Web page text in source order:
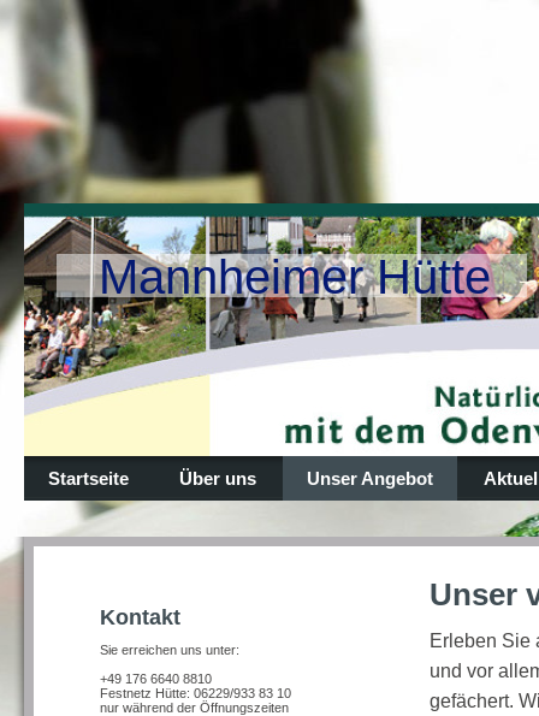
Mannheimer Hütte
Startseite Über uns Unser Angebot
Unser
Erleben Sie
und vor
gefächert.
Kontakt
Sie erreichen uns unter:
+49 176 6640 8810
Festnetz Hütte: 06229/933 83 10
nur während der Öffnungszeiten